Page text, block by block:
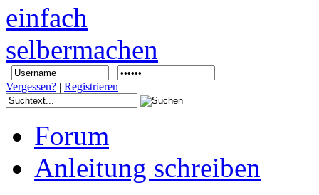
Vergessen? | Registrieren
Forum
Anleitung schreiben